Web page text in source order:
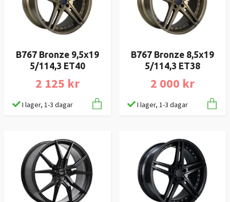
B767 Bronze 9,5x19
5/114,3 ET40
2 125 kr
I lager, 1-3 dagar
B767 Bronze 8,5x19
5/114,3 ET38
2 000 kr
I lager, 1-3 dagar